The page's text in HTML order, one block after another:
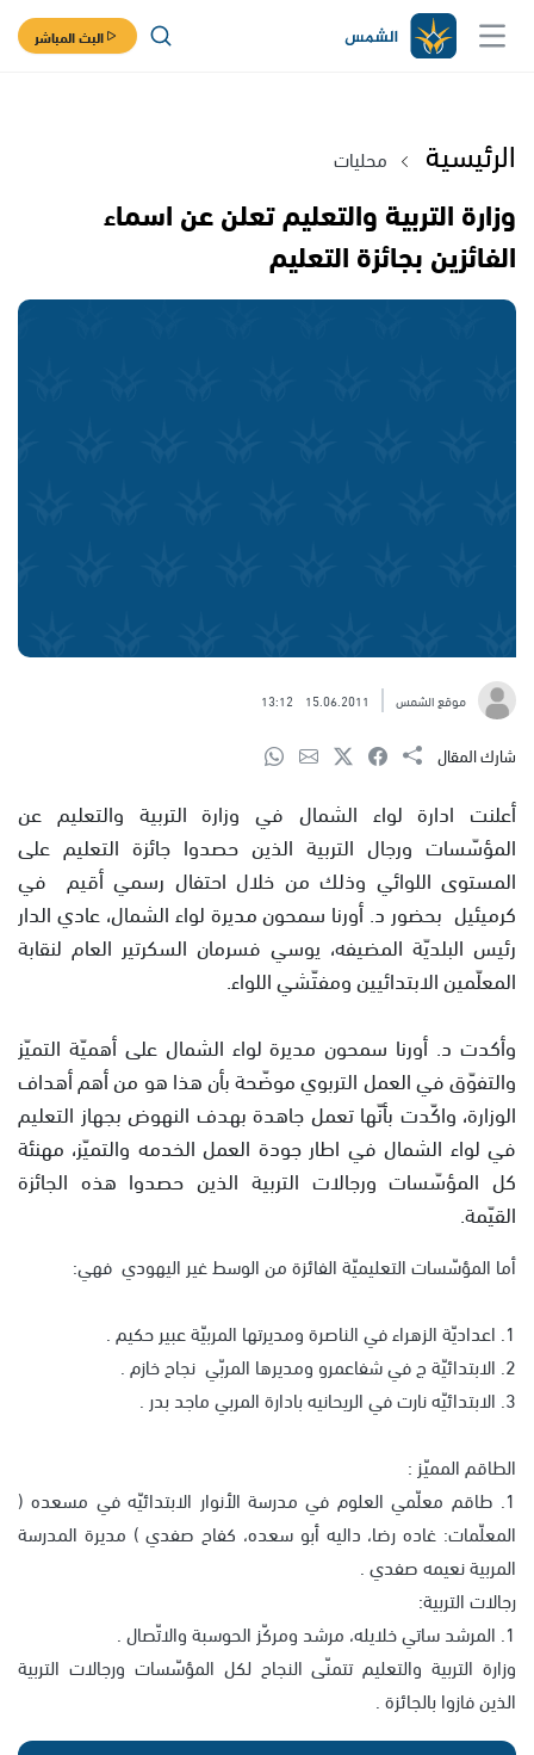
البث المباشر
الرئيسية محليات
وزارة التربية والتعليم تعلن عن اسماء
الفائزين بجائزة التعليم
موقع الشمس 15.06.2011
13:12
شارك المقال
أعلنت ادارة لواء الشمال في وزارة التربية والتعليم عن
المؤسّسات ورجال التربية الذين حصدوا جائزة التعليم على
المستوى اللوائي وذلك من خلال احتفال رسمي أقيم في
كرميئيل بحضور د. أورنا سمحون مديرة لواء الشمال، عادي الدار
رئيس البلديّة المضيفه، يوسي فسرمان السكرتير العام لنقابة
المعلّمين الابتدائيين ومفتّشي اللواء.
وأكدت د. أورنا سمحون مديرة لواء الشمال على أهميّة التميّز
والتفوّق في العمل التربوي موضّحة بأن هذا هو من أهم أهداف
الوزارة، واكّدت بأنّها تعمل جاهدة بهدف النهوض بجهاز التعليم
في لواء الشمال في اطار جودة العمل الخدمه والتميّز، مهنئة
كل المؤسّسات ورجالات التربية الذين حصدوا هذه الجائزة
القيّمة.
أما المؤسّسات التعليميّة الفائزة من الوسط غير اليهودي فهي:
1. اعداديّة الزهراء في الناصرة ومديرتها المربيّة عبير حكيم .
2. الابتدائيّة ج في شفاعمرو ومديرها المربّي نجاح خازم .
3. الابتدائيّه نارت في الريحانيه بادارة المربي ماجد بدر .
الطاقم المميّز :
1. طاقم معلّمي العلوم في مدرسة الأنوار الابتدائيّه في مسعده (
المعلّمات: غاده رضا، داليه أبو سعده، كفاح صفدي ) مديرة المدرسة
المربية نعيمه صفدي .
رجالات التربية:
1. المرشد ساتي خلايله، مرشد ومركّز الحوسبة والاتّصال .
وزارة التربية والتعليم تتمنّى النجاح لكل المؤسّسات ورجالات التربية
الذين فازوا بالجائزة .